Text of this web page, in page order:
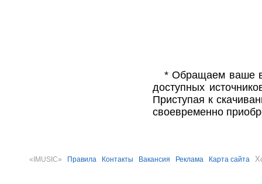
* Обращаем ваше
доступных
Приступая к
своевременно
«IMUSIC» Правила Контакты Вакансия Реклама Карта сайта